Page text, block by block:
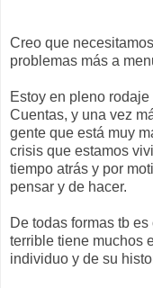
Creo que
problemas más a
Estoy en pleno
Cuentas, y una vez
gente que está muy
crisis que estamos
tiempo atrás y por
pensar y de hacer.
De todas formas tb
terrible tiene muchos
individuo y de su